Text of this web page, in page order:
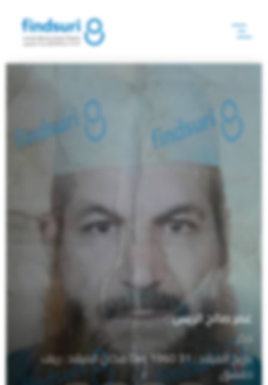
عمر صالح الريس
ذكر
تاريخ الميلاد : 31 Dec 1960 مكان الميلاد : ريف
دمشق